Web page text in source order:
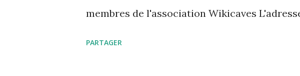
membres de l'association Wikicaves
PARTAGER